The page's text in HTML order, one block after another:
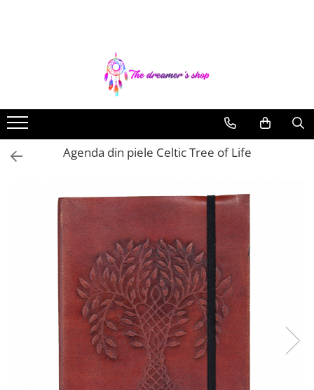
Pentru masina
Brelocuri
Decoratiuni Aztece
Bratari pentru EA
Bratari pentru EL
Bijuterii Aromaterapie
Coliere Aromaterapie
Bratari Aromaterapie
Lumanari Parfumate
Flori Uscate
Agende si Jurnale
Agende Hardcover
Seturi Creative si Accesorii
Agenda din piele Celtic Tree of Life